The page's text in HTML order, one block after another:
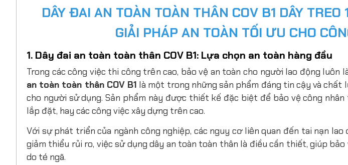
DÂY ĐAI AN TOÀN TOÀN THÂN COV B1 DÂY TREO
GIẢI PHÁP AN TOÀN TỐI ƯU CHO
1. Dây đai an toàn toàn thân COV B1: Lựa chọn an toàn hàng đầu
Trong các công việc thi công trên cao, bảo vệ an toàn cho người lao động luôn
an toàn toàn thân COV B1 là một trong những sản phẩm đáng tin cậy và chất
cho người sử dụng. Sản phẩm này được thiết kế đặc biệt để bảo vệ công nhân
lắp đặt, hay các công việc xây dựng trên cao.
Với sự phát triển của ngành công nghiệp, các nguy cơ liên quan đến tai nạn
giảm thiểu rủi ro, việc sử dụng dây an toàn toàn thân là điều cần thiết, giúp
do té ngã.